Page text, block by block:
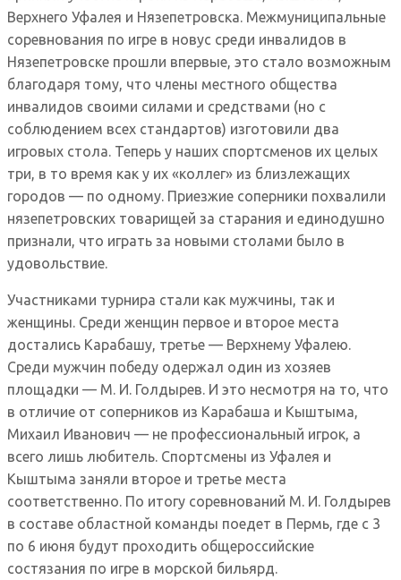
Верхнего Уфалея и Нязепетровска. Межмуниципальные
соревнования по игре в новус среди инвалидов в
Нязепетровске прошли впервые, это стало возможным
благодаря тому, что члены местного общества
инвалидов своими силами и средствами (но с
соблюдением всех стандартов) изготовили два
игровых стола. Теперь у наших спортсменов их целых
три, в то время как у их «коллег» из близлежащих
городов — по одному. Приезжие соперники похвалили
нязепетровских товарищей за старания и единодушно
признали, что играть за новыми столами было в
удовольствие.
Участниками турнира стали как мужчины, так и
женщины. Среди женщин первое и второе места
достались Карабашу, третье — Верхнему Уфалею.
Среди мужчин победу одержал один из хозяев
площадки — М. И. Голдырев. И это несмотря на то, что
в отличие от соперников из Карабаша и Кыштыма,
Михаил Иванович — не профессиональный игрок, а
всего лишь любитель. Спортсмены из Уфалея и
Кыштыма заняли второе и третье места
соответственно. По итогу соревнований М. И. Голдырев
в составе областной команды поедет в Пермь, где с 3
по 6 июня будут проходить общероссийские
состязания по игре в морской бильярд.